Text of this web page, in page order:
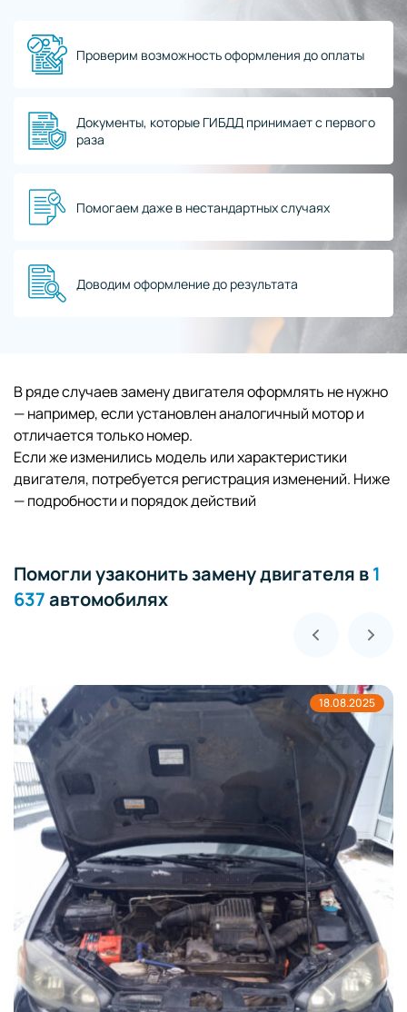
Проверим возможность оформления до оплаты
Документы, которые ГИБДД принимает с первого
раза
Помогаем даже в нестандартных случаях
Доводим оформление до результата
В ряде случаев замену двигателя оформлять не нужно
— например, если установлен аналогичный мотор и
отличается только номер.
Если же изменились модель или характеристики
двигателя, потребуется регистрация изменений. Ниже
— подробности и порядок действий
Помогли узаконить замену двигателя в1
637автомобилях
18.08.2025